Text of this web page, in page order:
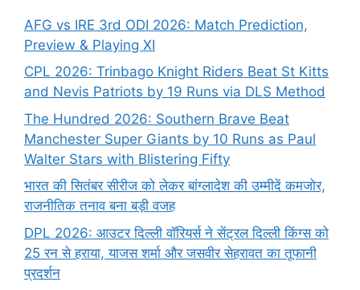
AFG vs IRE 3rd ODI 2026: Match Prediction,
Preview & Playing XI
CPL 2026: Trinbago Knight Riders Beat St Kitts
and Nevis Patriots by 19 Runs via DLS Method
The Hundred 2026: Southern Brave Beat
Manchester Super Giants by 10 Runs as Paul
Walter Stars with Blistering Fifty
भारत की सितंबर सीरीज को लेकर बांग्लादेश की उम्मीदें कमजोर,
राजनीतिक तनाव बना बड़ी वजह
DPL 2026: आउटर दिल्ली वॉरियर्स ने सेंट्रल दिल्ली किंग्स को
25 रन से हराया, याजस शर्मा और जसवीर सेहरावत का तूफानी
प्रदर्शन